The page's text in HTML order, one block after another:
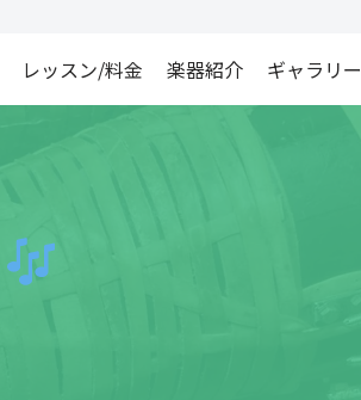
レッスン/料金 楽器紹介 ギャラリー